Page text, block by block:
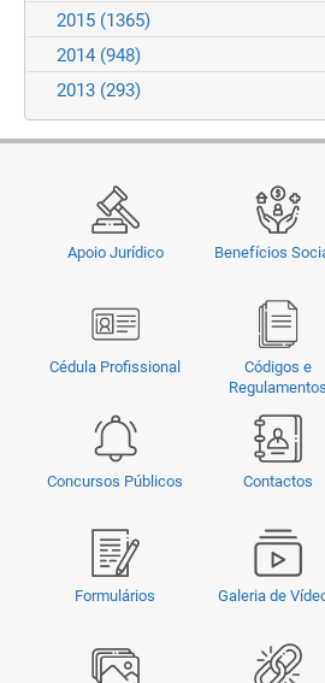
2015 (1365)
2014 (948)
2013 (293)
Apoio Jurídico Benefícios
Cédula Profissional
Códigos e
Regulamentos
Concursos Públicos Contactos
Formulários Galeria de